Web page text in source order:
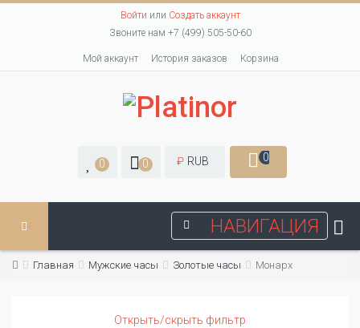
Войти или Создать аккаунт
Звоните нам +7 (499) 505-50-60
Мой аккаунт История заказов Корзина
0 0 ₽ RUB 0
НАВИГАЦИЯ
Главная Мужские часы Золотые часы Монарх
Открыть/скрыть фильтр